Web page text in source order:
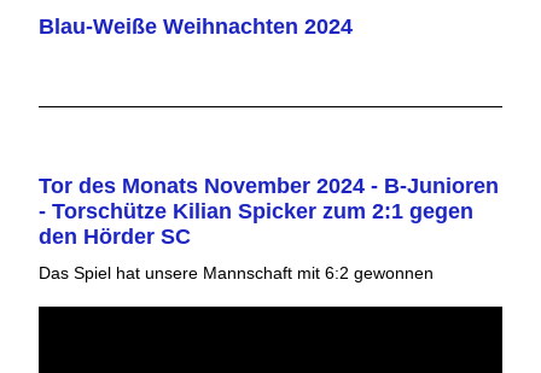
Blau-Weiße Weihnachten 2024
Tor des Monats November 2024 - B-Junioren
- Torschütze Kilian Spicker zum 2:1 gegen
den Hörder SC
Das Spiel hat unsere Mannschaft mit 6:2 gewonnen